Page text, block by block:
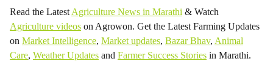
Read the Latest Agriculture News in Marathi & Watch
Agriculture videos on Agrowon. Get the Latest Farming Updates
on Market Intelligence, Market updates, Bazar Bhav, Animal
Care, Weather Updates and Farmer Success Stories in Marathi.